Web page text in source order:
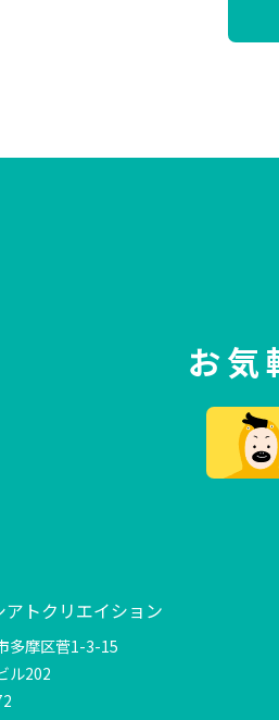
お気
アトクリエイション
多摩区菅1-3-15
ル202